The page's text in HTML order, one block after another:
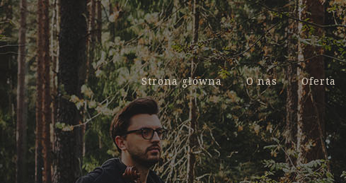
Strona główna O nas Oferta